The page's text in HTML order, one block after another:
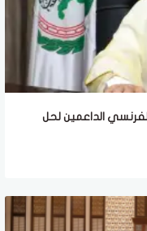
الداعمين لحل